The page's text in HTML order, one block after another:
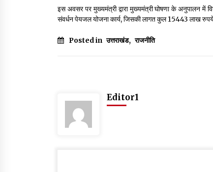
इस अवसर पर मुख्यमंत्री द्वारा मुख्यमंत्री घोषणा के अनुपालन में
संवर्धन पेयजल योजना कार्य, जिसकी लागत कुल 15443 लाख रुपये
Posted in उत्तराखंड, राजनीति
Editor1